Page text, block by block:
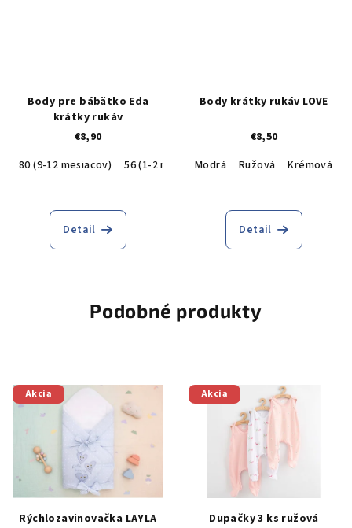
Body pre bábätko Eda
krátky rukáv
€8,90
80 (9-12 mesiacov)
56 (1-2 mesiacov) 62 (2 -3 mesiace) 68
Detail
Body krátky rukáv LOVE
€8,50
Modrá
Ružová Krémová
Detail
Podobné produkty
Akcia
Rýchlozavinovačka LAYLA
Akcia
Dupačky 3 ks ružová